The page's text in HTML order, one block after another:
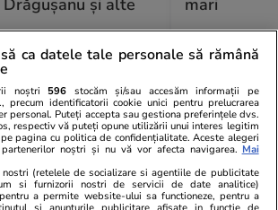
Drăgușanu și alte
mari
ca datele tale personale să rămână
noștri 596 stocăm și/sau accesăm informații pe
precum identificatorii cookie unici pentru prelucrarea
personal. Puteți accepta sau gestiona preferințele dvs.
respectiv vă puteți opune utilizării unui interes legitim
pagina cu politica de confidențialitate. Aceste alegeri
noștri și nu vă vor afecta navigarea. Mai
(retelele de socializare si agentiile de publicitate
si furnizorii nostri de servicii de date analitice)
a permite website-ului sa functioneze, pentru a